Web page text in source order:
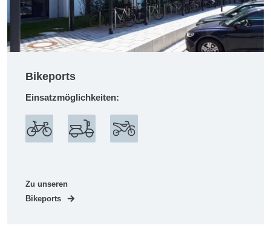
Bikeports
Einsatzmöglichkeiten:
Zu unseren
Bikeports